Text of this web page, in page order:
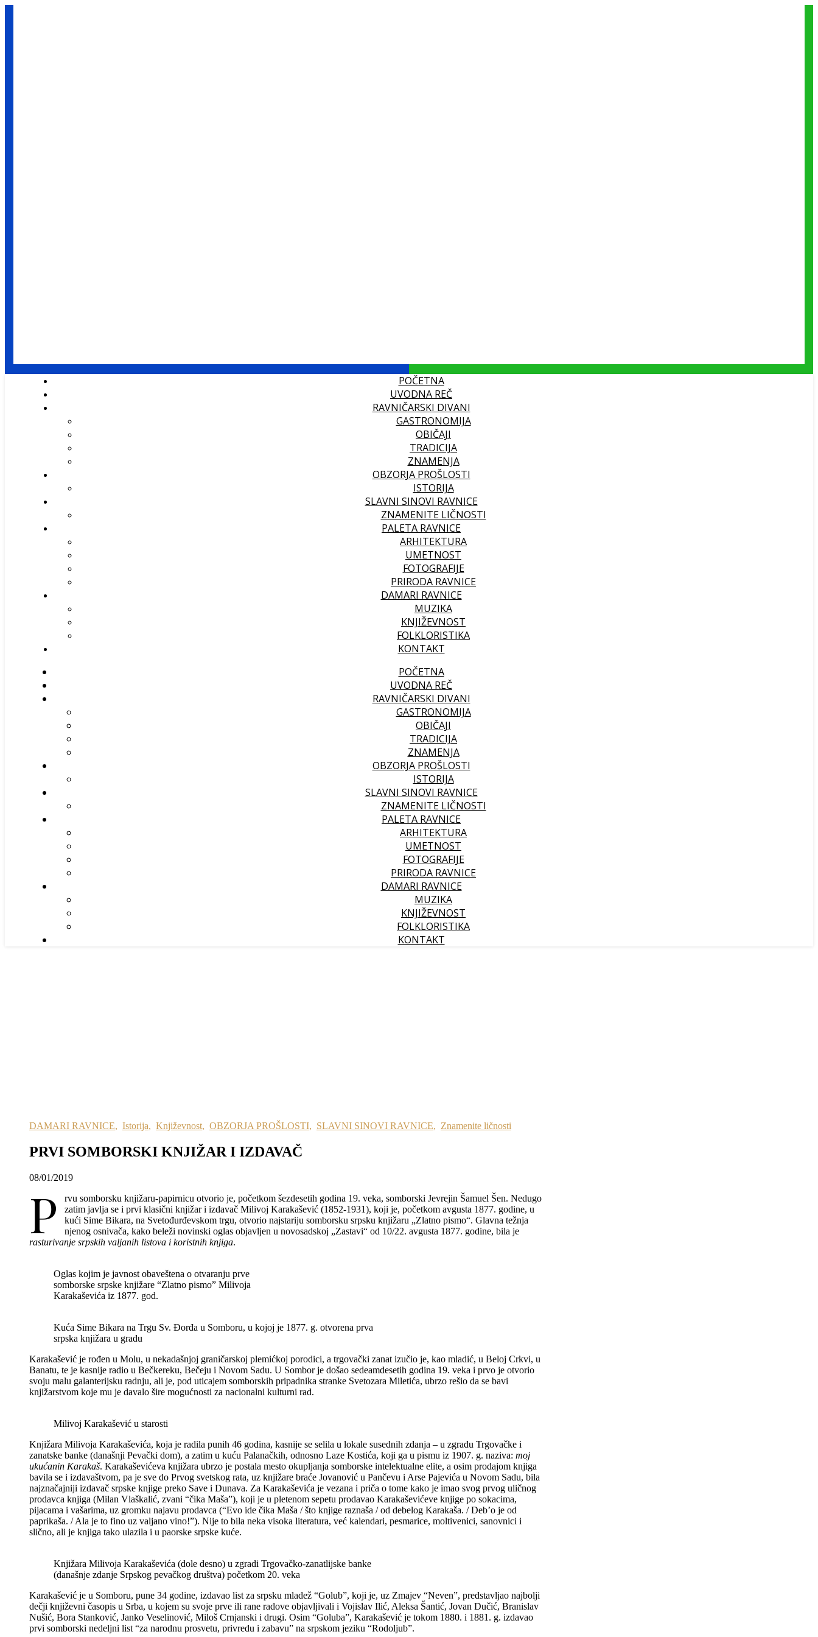
POČETNA
UVODNA REČ
RAVNIČARSKI DIVANI
GASTRONOMIJA
OBIČAJI
TRADICIJA
ZNAMENJA
OBZORJA PROŠLOSTI
ISTORIJA
SLAVNI SINOVI RAVNICE
ZNAMENITE LIČNOSTI
PALETA RAVNICE
ARHITEKTURA
UMETNOST
FOTOGRAFIJE
PRIRODA RAVNICE
DAMARI RAVNICE
MUZIKA
KNJIŽEVNOST
FOLKLORISTIKA
KONTAKT
POČETNA
UVODNA REČ
RAVNIČARSKI DIVANI
GASTRONOMIJA
OBIČAJI
TRADICIJA
ZNAMENJA
OBZORJA PROŠLOSTI
ISTORIJA
SLAVNI SINOVI RAVNICE
ZNAMENITE LIČNOSTI
PALETA RAVNICE
ARHITEKTURA
UMETNOST
FOTOGRAFIJE
PRIRODA RAVNICE
DAMARI RAVNICE
MUZIKA
KNJIŽEVNOST
FOLKLORISTIKA
KONTAKT
DAMARI RAVNICE, Istorija, Književnost, OBZORJA PROŠLOSTI, SLAVNI SINOVI RAVNICE, Znamenite ličnosti
PRVI SOMBORSKI KNJIŽAR I IZDAVAČ
08/01/2019
P
rvu somborsku knjižaru-papirnicu otvorio je, početkom šezdesetih godina 19. veka, somborski Jevrejin Šamuel Šen. Nedugo
zatim javlja se i prvi klasični knjižar i izdavač Milivoj Karakašević (1852-1931), koji je, početkom avgusta 1877. godine, u
kući Sime Bikara, na Svetođurđevskom trgu, otvorio najstariju somborsku srpsku knjižaru „Zlatno pismo“. Glavna težnja
njenog osnivača, kako beleži novinski oglas objavljen u novosadskoj „Zastavi“ od 10/22. avgusta 1877. godine, bila je
rasturivanje srpskih valjanih listova i koristnih knjiga.
Oglas kojim je javnost obaveštena o otvaranju prve
somborske srpske knjižare “Zlatno pismo” Milivoja
Karakaševića iz 1877. god.
Kuća Sime Bikara na Trgu Sv. Đorđa u Somboru, u kojoj je 1877. g. otvorena prva
srpska knjižara u gradu
Karakašević je rođen u Molu, u nekadašnjoj graničarskoj plemićkoj porodici, a trgovački zanat izučio je, kao mladić, u Beloj Crkvi, u
Banatu, te je kasnije radio u Bečkereku, Bečeju i Novom Sadu. U Sombor je došao sedeamdesetih godina 19. veka i prvo je otvorio
svoju malu galanterijsku radnju, ali je, pod uticajem somborskih pripadnika stranke Svetozara Miletića, ubrzo rešio da se bavi
knjižarstvom koje mu je davalo šire mogućnosti za nacionalni kulturni rad.
Milivoj Karakašević u starosti
Knjižara Milivoja Karakaševića, koja je radila punih 46 godina, kasnije se selila u lokale susednih zdanja – u zgradu Trgovačke i
zanatske banke (današnji Pevački dom), a zatim u kuću Palanačkih, odnosno Laze Kostića, koji ga u pismu iz 1907. g. naziva: moj
ukućanin Karakaš. Karakaševićeva knjižara ubrzo je postala mesto okupljanja somborske intelektualne elite, a osim prodajom knjiga
bavila se i izdavaštvom, pa je sve do Prvog svetskog rata, uz knjižare braće Jovanović u Pančevu i Arse Pajevića u Novom Sadu, bila
najznačajniji izdavač srpske knjige preko Save i Dunava. Za Karakaševića je vezana i priča o tome kako je imao svog prvog uličnog
prodavca knjiga (Milan Vlaškalić, zvani “čika Maša”), koji je u pletenom sepetu prodavao Karakaševićeve knjige po sokacima,
pijacama i vašarima, uz gromku najavu prodavca (“Evo ide čika Maša / što knjige raznaša / od debelog Karakaša. / Deb’o je od
paprikaša. / Ala je to fino uz valjano vino!”). Nije to bila neka visoka literatura, već kalendari, pesmarice, moltivenici, sanovnici i
slično, ali je knjiga tako ulazila i u paorske srpske kuće.
Knjižara Milivoja Karakaševića (dole desno) u zgradi Trgovačko-zanatlijske banke
(današnje zdanje Srpskog pevačkog društva) početkom 20. veka
Karakašević je u Somboru, pune 34 godine, izdavao list za srpsku mladež “Golub”, koji je, uz Zmajev “Neven”, predstavljao najbolji
dečji književni časopis u Srba, u kojem su svoje prve ili rane radove objavljivali i Vojislav Ilić, Aleksa Šantić, Jovan Dučić, Branislav
Nušić, Bora Stanković, Janko Veselinović, Miloš Crnjanski i drugi. Osim “Goluba”, Karakašević je tokom 1880. i 1881. g. izdavao
prvi somborski nedeljni list “za narodnu prosvetu, privredu i zabavu” na srpskom jeziku “Rodoljub”.